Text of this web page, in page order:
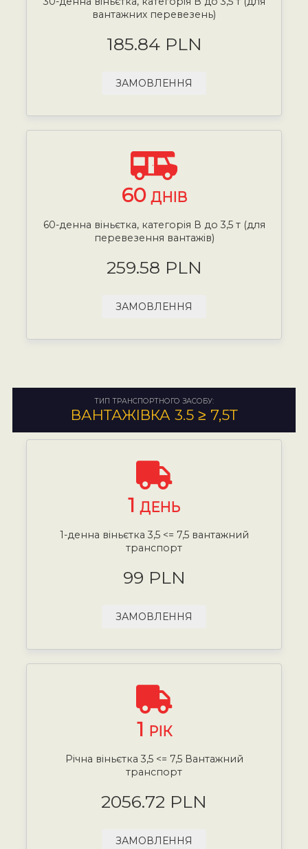
вантажних перевезень)
185.84 PLN
ЗАМОВЛЕННЯ
60 ДНІВ
60-денна віньєтка, категорія В до 3,5 т (для
перевезення вантажів)
259.58 PLN
ЗАМОВЛЕННЯ
ТИП ТРАНСПОРТНОГО ЗАСОБУ:
ВАНТАЖІВКА 3.5 ≥ 7,5Т
1 ДЕНЬ
1-денна віньєтка 3,5 <= 7,5 вантажний
транспорт
99 PLN
ЗАМОВЛЕННЯ
1 РІК
Річна віньєтка 3,5 <= 7,5 Вантажний
транспорт
2056.72 PLN
ЗАМОВЛЕННЯ